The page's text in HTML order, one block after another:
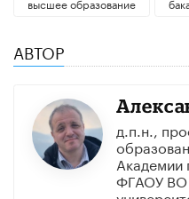
высшее образование
АВТОР
д.п.н.,
Академии
ФГАОУ ВО